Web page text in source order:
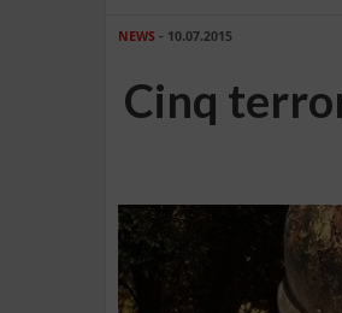
NEWS - 10.07.2015
Cinq